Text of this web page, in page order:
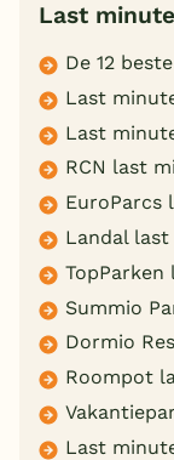
Last
De 12
Last
Last
RCN last
EuroParcs
Landal
Summio
Dormio
Roompot
Last